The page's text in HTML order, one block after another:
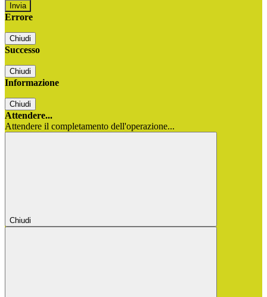
Errore
Chiudi
Successo
Chiudi
Informazione
Chiudi
Attendere...
Attendere il completamento dell'operazione...
Chiudi